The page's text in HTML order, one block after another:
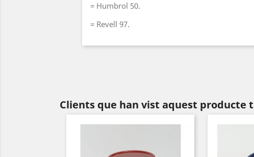
= Humbrol 50.
= Revell 97.
Clients que han vist aquest producte